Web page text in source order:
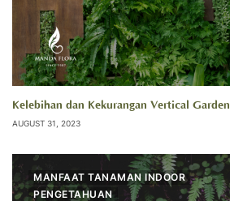
Kelebihan dan Kekurangan Vertical Garden
AUGUST 31, 2023
MANFAAT TANAMAN INDOOR
PENGETAHUAN